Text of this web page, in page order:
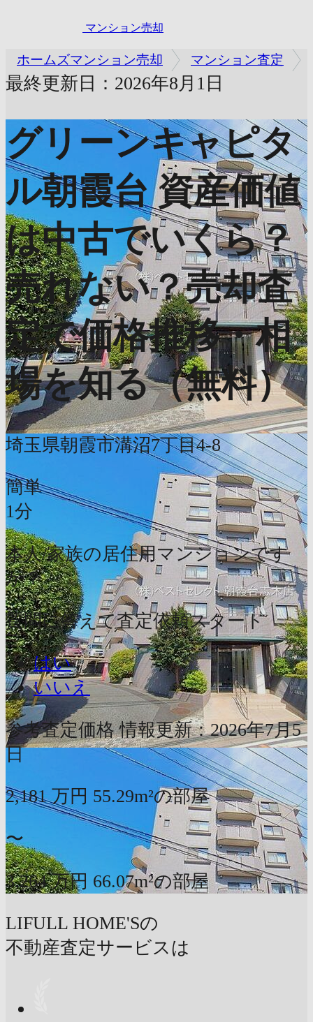
マンション売却
ホームズマンション売却 マンション査定
最終更新日：2026年8月1日
グリーンキャピタ
ル朝霞台 資産価値
は中古でいくら？
売れない？売却査
定で価格推移・相
場を知る（無料）
埼玉県朝霞市溝沼7丁目4-8
簡単
1分
本人/家族の居住用マンションです
か？
質問に答えて査定依頼スタート
はい
いいえ
参考査定価格 情報更新：2026年7月5
日
2,181 万円 55.29m²の部屋
〜
3,264 万円 66.07m²の部屋
LIFULL HOME'Sの
不動産査定サービスは